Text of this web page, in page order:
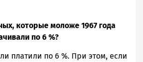
которые моложе 1967 года
по 6 %?
платили по 6 %. При этом, если